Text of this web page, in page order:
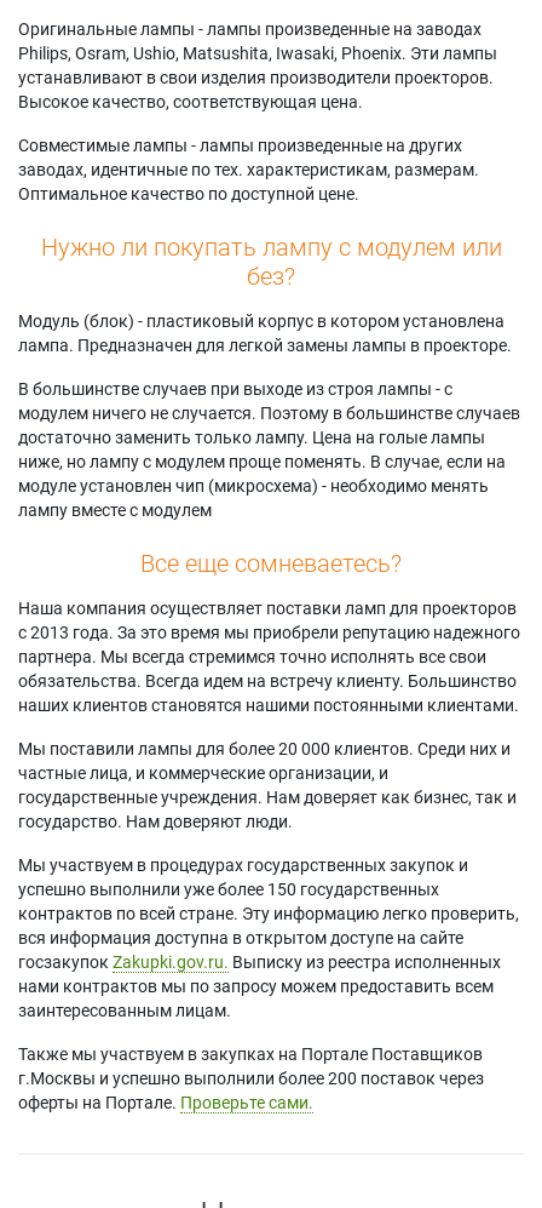
Оригинальные лампы - лампы произведенные на заводах
Philips, Osram, Ushio, Matsushita, Iwasaki, Phoenix. Эти лампы
устанавливают в свои изделия производители проекторов.
Высокое качество, соответствующая цена.
Совместимые лампы - лампы произведенные на других
заводах, идентичные по тех. характеристикам, размерам.
Оптимальное качество по доступной цене.
Нужно ли покупать лампу с модулем или
без?
Модуль (блок) - пластиковый корпус в котором установлена
лампа. Предназначен для легкой замены лампы в проекторе.
В большинстве случаев при выходе из строя лампы - с
модулем ничего не случается. Поэтому в большинстве случаев
достаточно заменить только лампу. Цена на голые лампы
ниже, но лампу с модулем проще поменять. В случае, если на
модуле установлен чип (микросхема) - необходимо менять
лампу вместе с модулем
Все еще сомневаетесь?
Наша компания осуществляет поставки ламп для проекторов
с 2013 года. За это время мы приобрели репутацию надежного
партнера. Мы всегда стремимся точно исполнять все свои
обязательства. Всегда идем на встречу клиенту. Большинство
наших клиентов становятся нашими постоянными клиентами.
Мы поставили лампы для более 20 000 клиентов. Среди них и
частные лица, и коммерческие организации, и
государственные учреждения. Нам доверяет как бизнес, так и
государство. Нам доверяют люди.
Мы участвуем в процедурах государственных закупок и
успешно выполнили уже более 150 государственных
контрактов по всей стране. Эту информацию легко проверить,
вся информация доступна в открытом доступе на сайте
госзакупок Zakupki.gov.ru. Выписку из реестра исполненных
нами контрактов мы по запросу можем предоставить всем
заинтересованным лицам.
Также мы участвуем в закупках на Портале Поставщиков
г.Москвы и успешно выполнили более 200 поставок через
оферты на Портале. Проверьте сами.